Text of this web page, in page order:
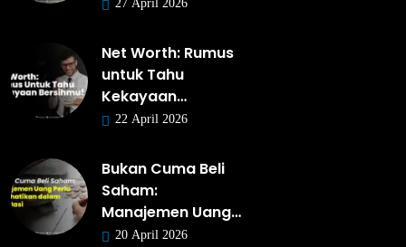
27 April 2026
Net Worth: Rumus
untuk Tahu
Kekayaan…
22 April 2026
Bukan Cuma Beli
Saham:
Manajemen Uang…
20 April 2026